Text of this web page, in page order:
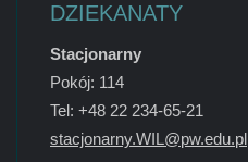
DZIEKANATY
Stacjonarny
Pokój: 114
Tel: +48 22 234-65-21
stacjonarny.WIL@pw.edu.pl